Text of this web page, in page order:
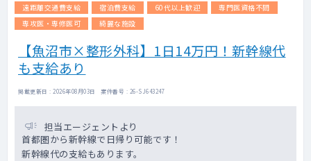
遠距離交通費支給
宿泊費支給 60代以上歓迎
専門医資格不問
専攻医・専修医可
綺麗な施設
【魚沼市×整形外科】1日14万円！新幹線代
も支給あり
掲載更新日 : 2026年08月03日 案件番号 : 26-SJ643247
担当エージェントより
首都圏から新幹線で日帰り可能です！
新幹線代の支給もあります。